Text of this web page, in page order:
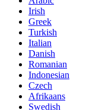
Irish
Greek
Turkish
Italian
Danish
Romanian
Indonesian
Czech
Afrikaans
Swedish